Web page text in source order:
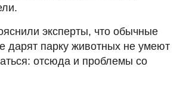
эксперты, что обычные
дарят парку животных не умеют
отсюда и проблемы со